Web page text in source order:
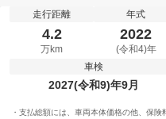
走行距離
4.2
万km
年式
2022
(令和4)年
車検
2027(令和9)年9月
支払総額には、車両本体価格の他、保